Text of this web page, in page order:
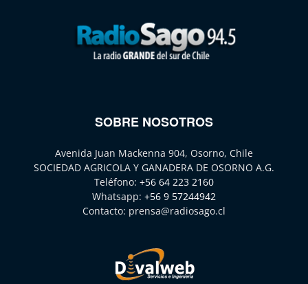
SOBRE NOSOTROS
Avenida Juan Mackenna 904, Osorno, Chile
SOCIEDAD AGRICOLA Y GANADERA DE OSORNO A.G.
Teléfono: +56 64 223 2160
Whatsapp: +56 9 57244942
Contacto: prensa@radiosago.cl